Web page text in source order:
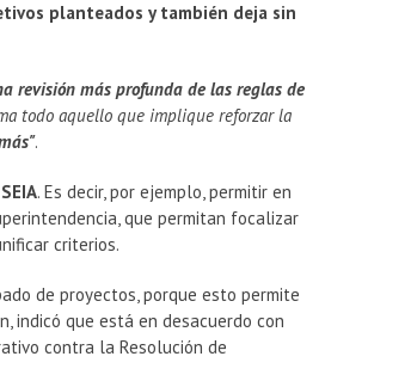
planteados y también deja sin
revisión más profunda de las reglas de
todo aquello que implique reforzar la
.
. Es decir, por ejemplo, permitir en
que permitan focalizar
criterios.
de proyectos, porque esto permite
indicó que está en desacuerdo con
contra la Resolución de